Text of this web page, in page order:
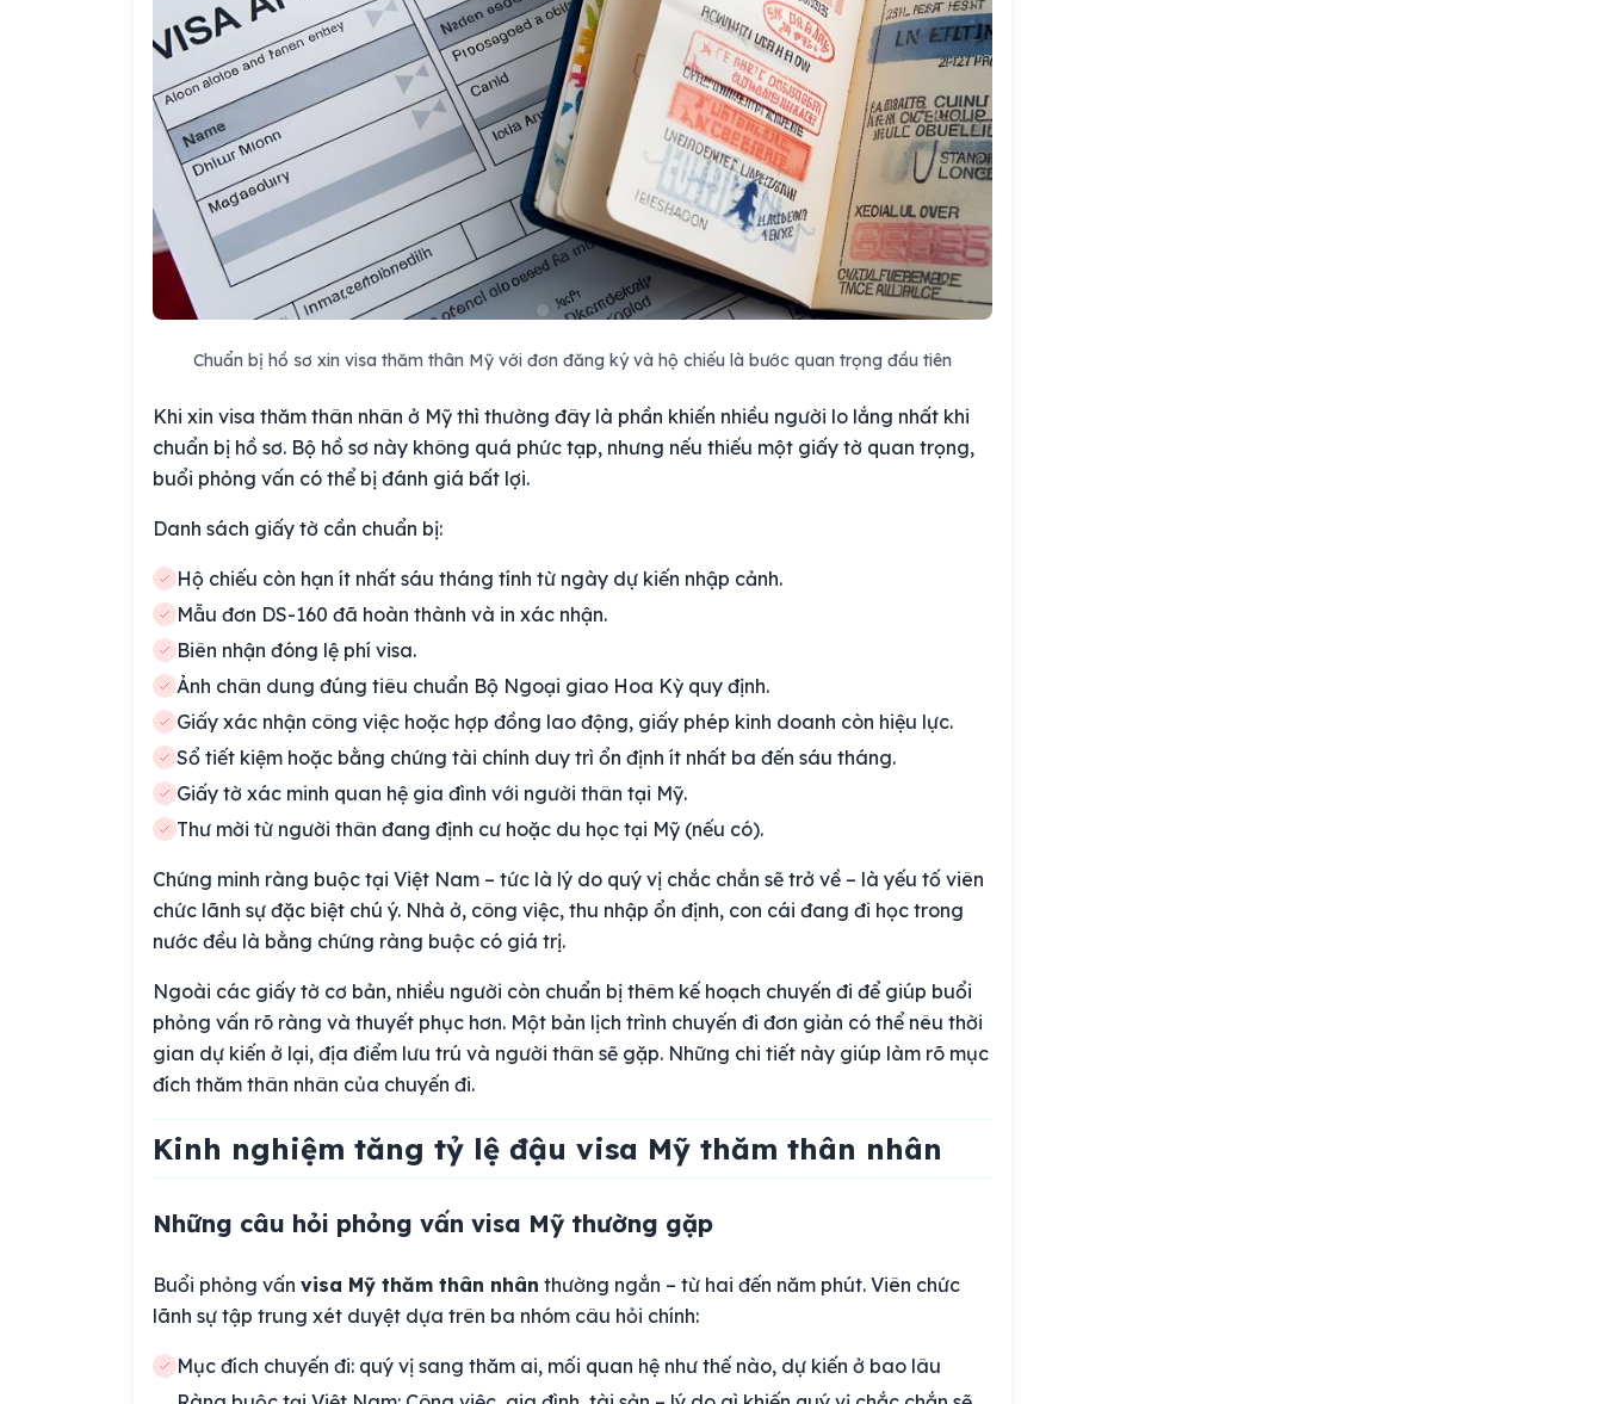
Chuẩn bị hồ sơ xin visa thăm thân Mỹ với đơn đăng ký và hộ chiếu là bước quan trọng đầu tiên
Khi xin visa thăm thân nhân ở Mỹ thì thường đây là phần khiến nhiều người lo lắng nhất khi
chuẩn bị hồ sơ. Bộ hồ sơ này không quá phức tạp, nhưng nếu thiếu một giấy tờ quan trọng,
buổi phỏng vấn có thể bị đánh giá bất lợi.
Danh sách giấy tờ cần chuẩn bị:
Hộ chiếu còn hạn ít nhất sáu tháng tính từ ngày dự kiến nhập cảnh.
Mẫu đơn DS-160 đã hoàn thành và in xác nhận.
Biên nhận đóng lệ phí visa.
Ảnh chân dung đúng tiêu chuẩn Bộ Ngoại giao Hoa Kỳ quy định.
Giấy xác nhận công việc hoặc hợp đồng lao động, giấy phép kinh doanh còn hiệu lực.
Sổ tiết kiệm hoặc bằng chứng tài chính duy trì ổn định ít nhất ba đến sáu tháng.
Giấy tờ xác minh quan hệ gia đình với người thân tại Mỹ.
Thư mời từ người thân đang định cư hoặc du học tại Mỹ (nếu có).
Chứng minh ràng buộc tại Việt Nam – tức là lý do quý vị chắc chắn sẽ trở về – là yếu tố viên
chức lãnh sự đặc biệt chú ý. Nhà ở, công việc, thu nhập ổn định, con cái đang đi học trong
nước đều là bằng chứng ràng buộc có giá trị.
Ngoài các giấy tờ cơ bản, nhiều người còn chuẩn bị thêm kế hoạch chuyến đi để giúp buổi
phỏng vấn rõ ràng và thuyết phục hơn. Một bản lịch trình chuyến đi đơn giản có thể nêu thời
gian dự kiến ở lại, địa điểm lưu trú và người thân sẽ gặp. Những chi tiết này giúp làm rõ mục
đích thăm thân nhân của chuyến đi.
Kinh nghiệm tăng tỷ lệ đậu visa Mỹ thăm thân nhân
Những câu hỏi phỏng vấn visa Mỹ thường gặp
Buổi phỏng vấn visa Mỹ thăm thân nhân thường ngắn – từ hai đến năm phút. Viên chức
lãnh sự tập trung xét duyệt dựa trên ba nhóm câu hỏi chính:
Mục đích chuyến đi: quý vị sang thăm ai, mối quan hệ như thế nào, dự kiến ở bao lâu